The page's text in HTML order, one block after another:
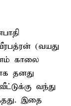
(வயது
காலை
தனது
வந்து
இதை